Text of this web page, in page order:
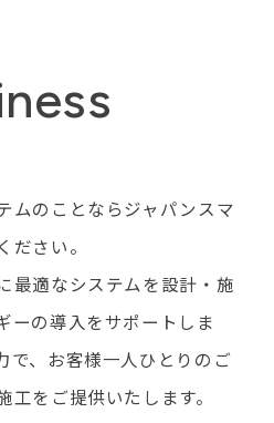
ムのことならジャパンスマ
ださい。
最適なシステムを設計・施
ーの導入をサポートしま
で、お客様一人ひとりのご
をご提供いたします。